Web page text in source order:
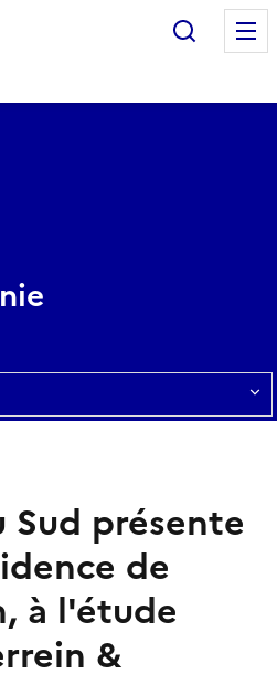
Sud présente
de
à l'étude
&